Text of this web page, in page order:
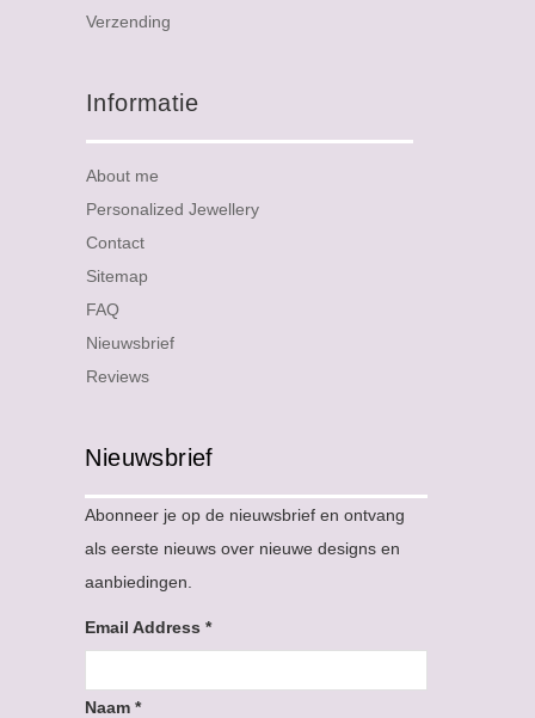
Verzending
Informatie
About me
Personalized Jewellery
Contact
Sitemap
FAQ
Nieuwsbrief
Reviews
Nieuwsbrief
Abonneer je op de nieuwsbrief en ontvang
als eerste nieuws over nieuwe designs en
aanbiedingen.
Email Address*
Naam*